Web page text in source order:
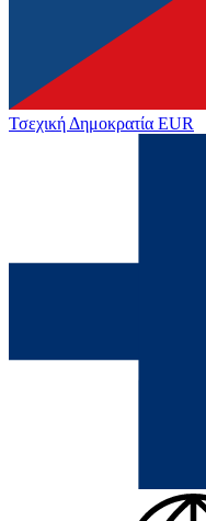
Τσεχική Δημοκρατία EUR